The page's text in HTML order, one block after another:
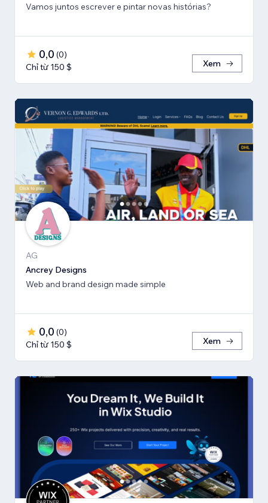
Vamos juntos escrever e pintar novas histórias?
0,0 (0)
Chỉ từ 150 $
Xem
AG
Ancrey Designs
Web and brand design made simple
0,0 (0)
Chỉ từ 150 $
Xem